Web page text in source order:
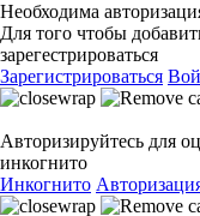
Необходима
Для того чтобы
зарегестрироваться
Зарегистрироваться
Авторизируйтесь для
инкогнито
Инкогнито